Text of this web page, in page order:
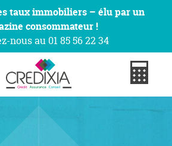
taux immobiliers – élu par un
consommateur !
nous au 01 85 56 22 34